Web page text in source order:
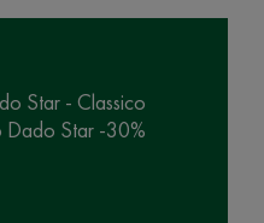
Star - Classico
Star -30%